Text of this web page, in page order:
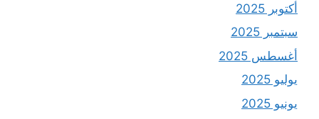
أكتوبر 2025
سبتمبر 2025
أغسطس 2025
يوليو 2025
يونيو 2025